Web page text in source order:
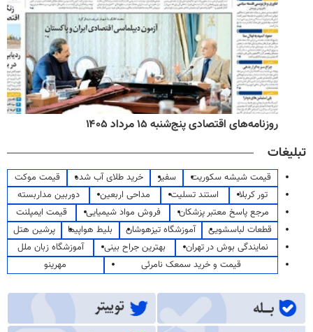
روزنامه‌های اقتصادی پنج‌شنبه ۱۵ مرداد ۱۴۰۵
تبلیغات
قیمت شیشه سکوریت سفیر خرید طلای آب شده
قیمت موکت
تور کربلا
استند تسلیت مداحی اربعین
دوربین مداربسته
مرجع پاسخ معتبر پزشکان
فروش مواد شیمیایی
قیمت ایمپلنت
قطعات لباسشویی
آموزشگاه تیزهوشان بلیط هواپیما
پرشین هتل
نمایندگی بوش در تهران
بهترین جراح بینی
آموزشگاه زبان ملل
قیمت و خرید سمعک نامرئی
مهرینو